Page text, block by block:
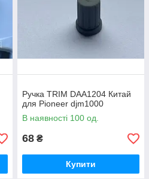
Ручка TRIM DAA1204 Китай
для Pioneer djm1000
В наявності 100 од.
68 ₴
Купити